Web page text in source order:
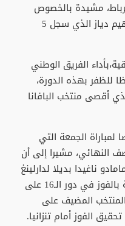
مشيدة بالخصوص
بالأداء المتميز للنجم المغربي إبراهيم دياز الذي سجل 5
الفريق الوطني
للظفر بهذه الدورة،
أقصى منتخب البافانا
الجمعة التي
النهائي، مشيرا إلى أن
ناغيدا بديلا لدارلينغ
يونغوا، وهو التغيير الوحيد مقارنة بالفوز في دور الـ16 على
المضيف على
الفوز أمام تنزانيا.